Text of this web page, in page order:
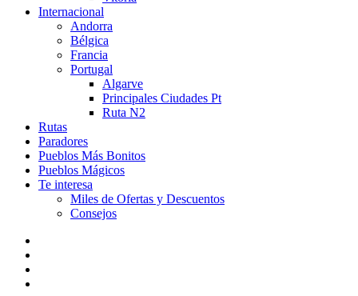
Internacional
Andorra
Bélgica
Francia
Portugal
Algarve
Principales Ciudades Pt
Ruta N2
Rutas
Paradores
Pueblos Más Bonitos
Pueblos Mágicos
Te interesa
Miles de Ofertas y Descuentos
Consejos